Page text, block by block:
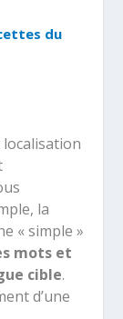
du
la
« simple »
mots et
cible.
d’une